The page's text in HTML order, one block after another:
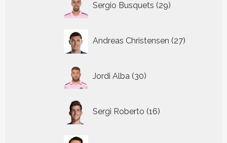
Sergio Busquets 29
producten
Andreas Christensen 27
producten
Jordi Alba 30
producten
Sergi Roberto 16
producten